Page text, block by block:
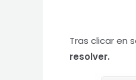
Tras clicar en
resolver.